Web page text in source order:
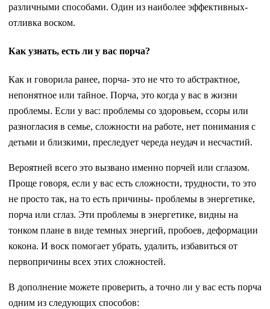
различными способами. Один из наиболее эффективных-
отливка воском.
Как узнать, есть ли у вас порча?
Как и говорила ранее, порча- это не что то абстрактное,
непонятное или тайное. Порча, это когда у вас в жизни
проблемы. Если у вас: проблемы со здоровьем, ссоры или
разногласия в семье, сложности на работе, нет понимания с
детьми и близкими, преследует череда неудач и несчастий.
Вероятней всего это вызвано именно порчей или сглазом.
Проще говоря, если у вас есть сложности, трудности, то это
не просто так, на то есть причины- проблемы в энергетике,
порча или сглаз. Эти проблемы в энергетике, видны на
тонком плане в виде темных энергий, пробоев, деформации
кокона. И воск помогает убрать, удалить, избавиться от
первопричины всех этих сложностей.
В дополнение можете проверить, а точно ли у вас есть порча
одним из следующих способов: